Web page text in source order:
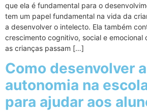
que ela é fundamental para o
tem um papel fundamental na vida da
a desenvolver o intelecto. Ela também
crescimento cognitivo, social e emocional
as crianças passam […]
Como desenvolver a
autonomia na
para ajudar aos